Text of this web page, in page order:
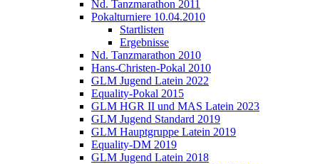
Nd. Tanzmarathon 2011
Pokalturniere 10.04.2010
Startlisten
Ergebnisse
Nd. Tanzmarathon 2010
Hans-Christen-Pokal 2010
GLM Jugend Latein 2022
Equality-Pokal 2015
GLM HGR II und MAS Latein 2023
GLM Jugend Standard 2019
GLM Hauptgruppe Latein 2019
Equality-DM 2019
GLM Jugend Latein 2018